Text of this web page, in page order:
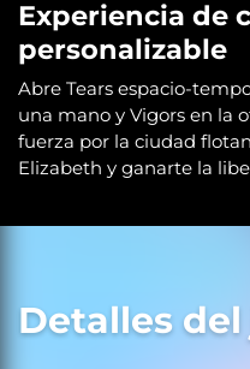
Experiencia de
personalizable
Abre Tears espacio-
una mano y Vigors en la
fuerza por la ciudad
Elizabeth y ganarte la
Detalles